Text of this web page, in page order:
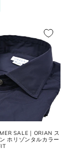
SALE｜ORIAN ス
ホリゾンタルカラー